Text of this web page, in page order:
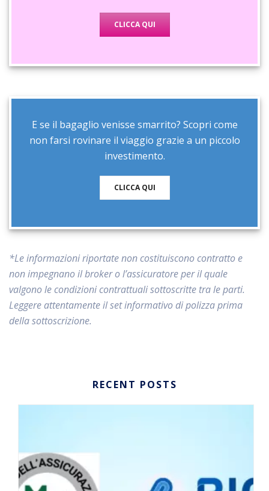
CLICCA QUI
E se il bagaglio venisse smarrito? Scopri come
non farsi rovinare il viaggio grazie a un piccolo
investimento.
CLICCA QUI
*Le informazioni riportate non costituiscono contratto e
non impegnano il broker o l’assicuratore per il quale
valgono le condizioni contrattuali sottoscritte tra le parti.
Leggere attentamente il set informativo di polizza prima
della sottoscrizione.
RECENT POSTS